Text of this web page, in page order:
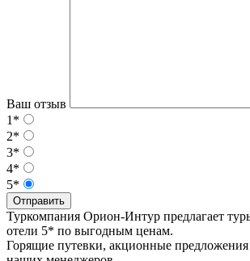
Ваш отзыв
1*
2*
3*
4*
5*
Отправить
Туркомпания Орион-Интур предлагает
отели 5* по выгодным ценам.
Горящие путевки, акционные